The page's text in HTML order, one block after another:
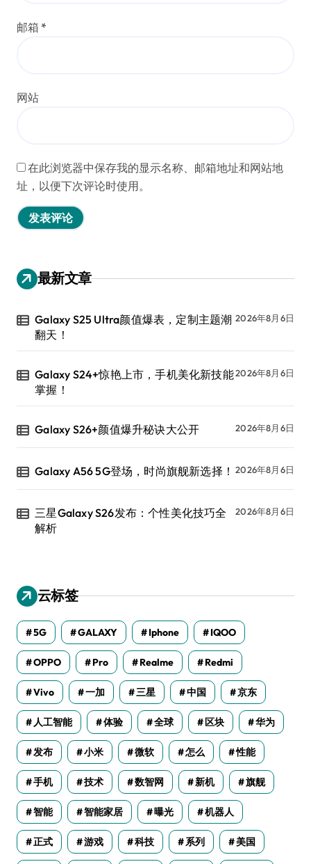
邮箱 *
网站
在此浏览器中保存我的显示名称、邮箱地址和网站地
址，以便下次评论时使用。
最新文章
Galaxy S25 Ultra颜值爆表，定制主题潮
翻天！
2026年8月6日
Galaxy S24+惊艳上市，手机美化新技能
掌握！
2026年8月6日
Galaxy S26+颜值爆升秘诀大公开 2026年8月6日
Galaxy A56 5G登场，时尚旗舰新选择！ 2026年8月6日
三星Galaxy S26发布：个性美化技巧全
解析
2026年8月6日
云标签
5G GALAXY Iphone IQOO
OPPO Pro Realme Redmi
Vivo 一加 三星 中国 京东
人工智能 体验 全球 区块 华为
发布 小米 微软 怎么 性能
手机 技术 数智网 新机 旗舰
智能 智能家居 曝光 机器人
正式 游戏 科技 系列 美国